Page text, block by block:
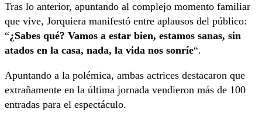
Tras lo anterior, apuntando al complejo momento familiar
que vive, Jorquiera manifestó entre aplausos del público:
“¿Sabes qué? Vamos a estar bien, estamos sanas, sin
atados en la casa, nada, la vida nos sonríe“.
Apuntando a la polémica, ambas actrices destacaron que
extrañamente en la última jornada vendieron más de 100
entradas para el espectáculo.